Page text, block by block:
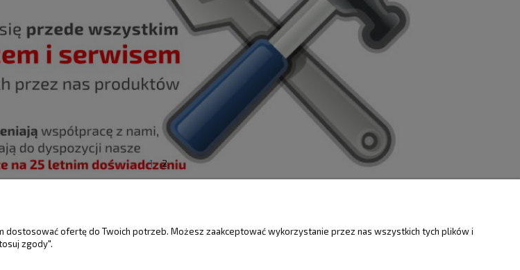
1 2
GWARANCJA I ZWROTY O FIRMIE
ofertę do Twoich potrzeb. Możesz zaakceptować wykorzystanie przez nas wszystkich tych plików i
zgody".